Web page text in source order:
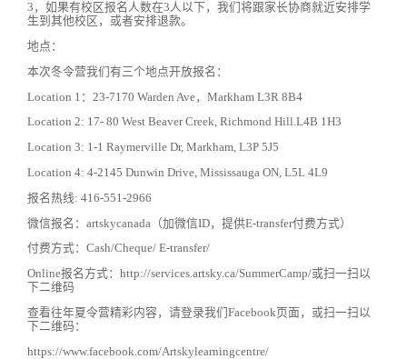
3，如果有校区报名人数在3人以下，我们将跟家长协商就近安排学
生到其他校区，或者安排退款。
地点：
本次冬令营我们有三个地点开放报名：
Location 1：23-7170 Warden Ave，Markham L3R 8B4
Location 2: 17- 80 West Beaver Creek, Richmond Hill.L4B 1H3
Location 3: 1-1 Raymerville Dr, Markham, L3P 5J5
Location 4: 4-2145 Dunwin Drive, Mississauga ON, L5L 4L9
报名热线: 416-551-2966
微信报名：artskycanada（加微信ID，提供E-transfer付费方式）
付费方式：Cash/Cheque/ E-transfer/
Online报名方式：http://services.artsky.ca/SummerCamp/或扫一扫以
下二维码
查看往年夏令营精彩内容，请登录我们Facebook页面，或扫一扫以
下二维码：
https://www.facebook.com/Artskylearningcentre/